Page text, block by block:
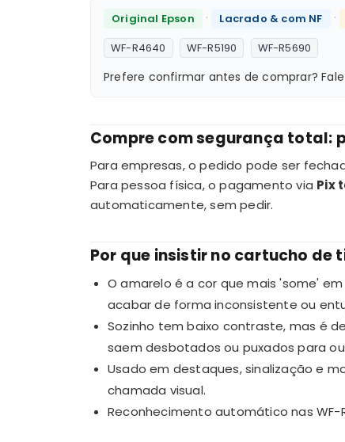
Original Epson · Lacrado & com NF ·
WF-R4640
WF-R5190 WF-R5690
Prefere confirmar antes de comprar?
Compre com segurança total:
Para empresas, o pedido pode ser
Para pessoa física, o pagamento via Pix
automaticamente, sem pedir.
Por que insistir no cartucho de
O amarelo é a cor que mais 'some'
acabar de forma inconsistente ou
Sozinho tem baixo contraste, mas é
saem desbotados ou puxados para
Usado em destaques, sinalização e
chamada visual.
Reconhecimento automático nas WF-